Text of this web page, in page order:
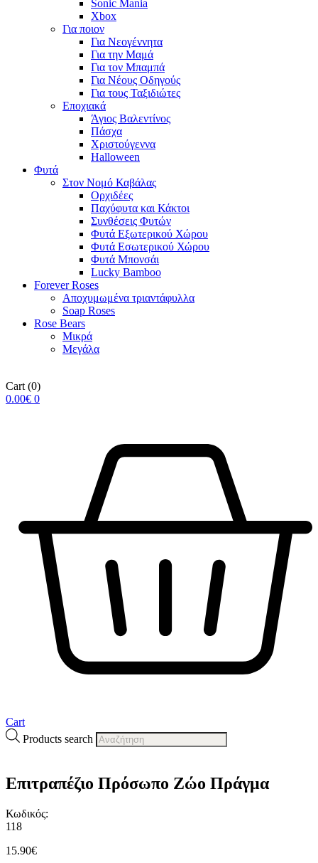
Sonic Mania
Xbox
Για ποιον
Για Νεογέννητα
Για την Μαμά
Για τον Μπαμπά
Για Νέους Οδηγούς
Για τους Ταξιδιώτες
Εποχιακά
Άγιος Βαλεντίνος
Πάσχα
Χριστούγεννα
Halloween
Φυτά
Στον Νομό Καβάλας
Ορχιδέες
Παχύφυτα και Κάκτοι
Συνθέσεις Φυτών
Φυτά Εξωτερικού Χώρου
Φυτά Εσωτερικού Χώρου
Φυτά Μπονσάι
Lucky Bamboo
Forever Roses
Αποχυμωμένα τριαντάφυλλα
Soap Roses
Rose Βears
Μικρά
Μεγάλα
Cart (0)
0.00€ 0
Cart
Products search
Επιτραπέζιο Πρόσωπο Ζώο Πράγμα
Κωδικός:
118
15.90€